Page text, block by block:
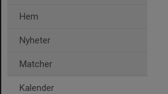
Hem
Nyheter
Matcher
Kalender